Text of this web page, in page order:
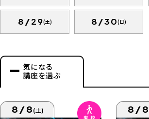
8/29(土) 8/30(日)
気になる
講座を選ぶ
8/8(土) 8/8